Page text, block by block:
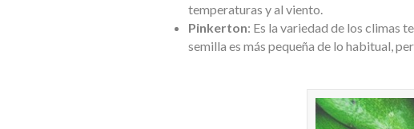
temperaturas y al viento.
Pinkerton: Es la variedad de los climas
semilla es más pequeña de lo habitual,